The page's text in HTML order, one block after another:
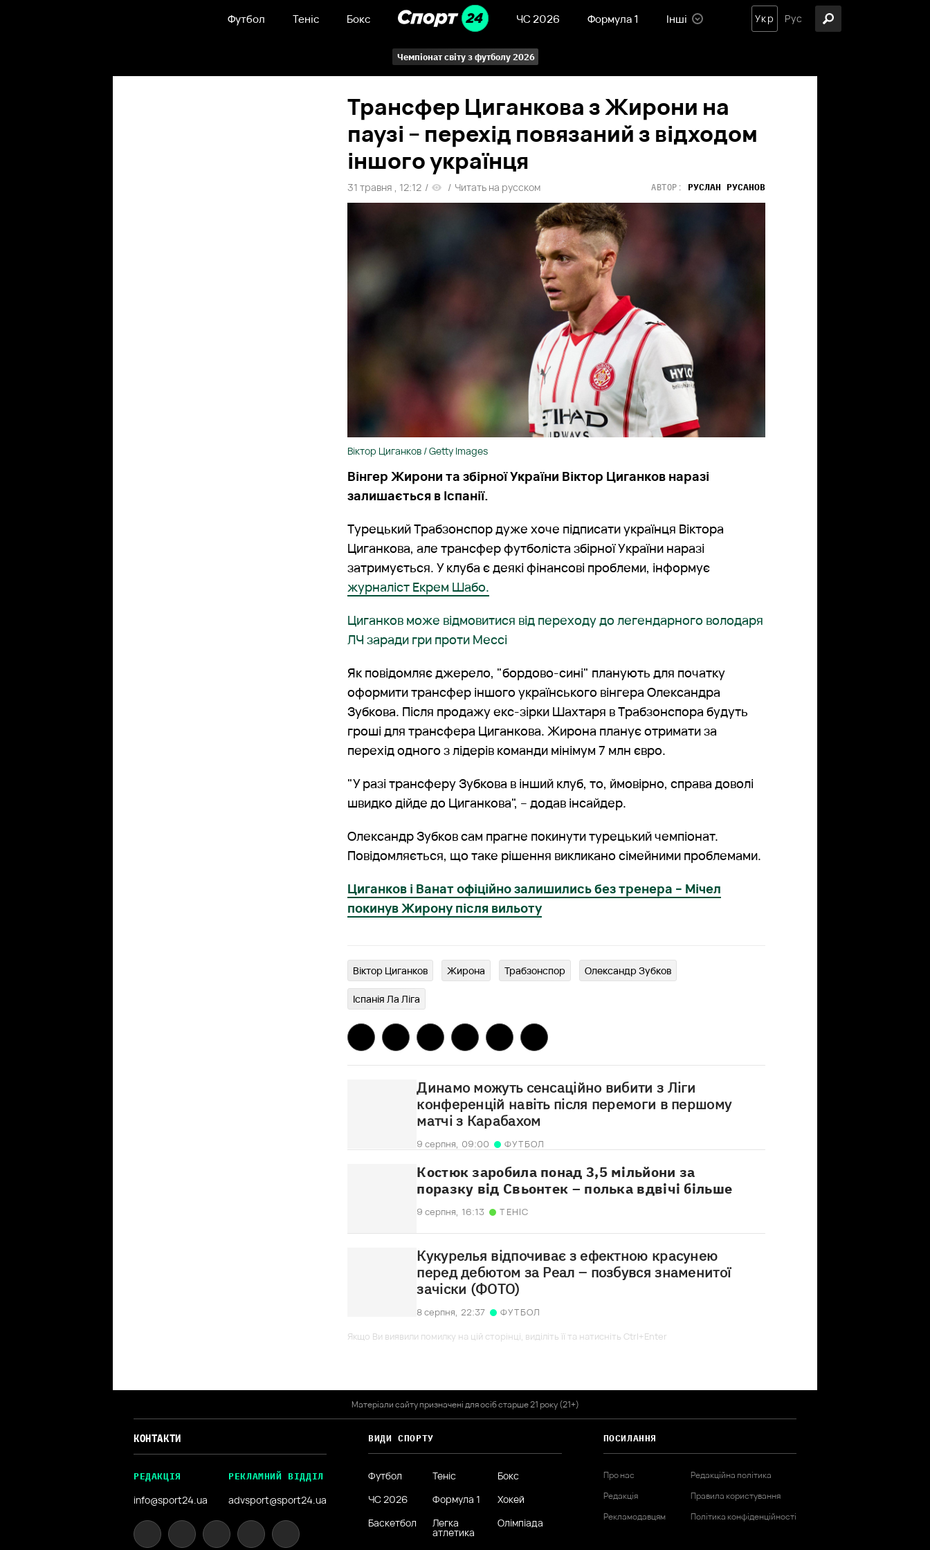
Футбол Теніс Бокс ЧС 2026 Формула 1 Інші Укр Рус
Чемпіонат світу з футболу 2026
Трансфер Циганкова з Жирони на
паузі – перехід повязаний з відходом
іншого українця
31 травня , 12:12 / / Читать на русском АВТОР: РУСЛАН РУСАНОВ
Віктор Циганков / Getty Images
Вінгер Жирони та збірної України Віктор Циганков наразі
залишається в Іспанії.
Турецький Трабзонспор дуже хоче підписати українця Віктора
Циганкова, але трансфер футболіста збірної України наразі
затримується. У клуба є деякі фінансові проблеми, інформує
журналіст Екрем Шабо.
Циганков може відмовитися від переходу до легендарного володаря
ЛЧ заради гри проти Мессі
Як повідомляє джерело, "бордово-сині" планують для початку
оформити трансфер іншого українського вінгера Олександра
Зубкова. Після продажу екс-зірки Шахтаря в Трабзонспора будуть
гроші для трансфера Циганкова. Жирона планує отримати за
перехід одного з лідерів команди мінімум 7 млн євро.
"У разі трансферу Зубкова в інший клуб, то, ймовірно, справа доволі
швидко дійде до Циганкова", – додав інсайдер.
Олександр Зубков сам прагне покинути турецький чемпіонат.
Повідомляється, що таке рішення викликано сімейними проблемами.
Циганков і Ванат офіційно залишились без тренера – Мічел
покинув Жирону після вильоту
Віктор Циганков Жирона Трабзонспор Олександр Зубков
Іспанія Ла Ліга
Динамо можуть сенсаційно вибити з Ліги
конференцій навіть після перемоги в першому
матчі з Карабахом
9 серпня, 09:00 ФУТБОЛ
Костюк заробила понад 3,5 мільйони за
поразку від Свьонтек – полька вдвічі більше
9 серпня, 16:13 ТЕНІС
Кукурелья відпочиває з ефектною красунею
перед дебютом за Реал – позбувся знаменитої
зачіски (ФОТО)
8 серпня, 22:37
ФУТБОЛ
Якщо Ви виявили помилку на цій сторінці, виділіть її та натисніть Ctrl+Enter
Матеріали сайту призначені для осіб старше 21 року (21+)
КОНТАКТИ
РЕДАКЦІЯ
info@sport24.ua
РЕКЛАМНИЙ ВІДДІЛ
advsport@sport24.ua
ВИДИ СПОРТУ
Футбол Теніс
Бокс
ЧС 2026
Формула 1
Хокей
Баскетбол
Легка
атлетика
Олімпіада
ПОСИЛАННЯ
Про нас
Редакція
Рекламодавцям
Редакційна політика
Правила користування
Політика конфіденційності